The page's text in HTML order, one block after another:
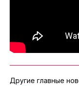
Другие главные